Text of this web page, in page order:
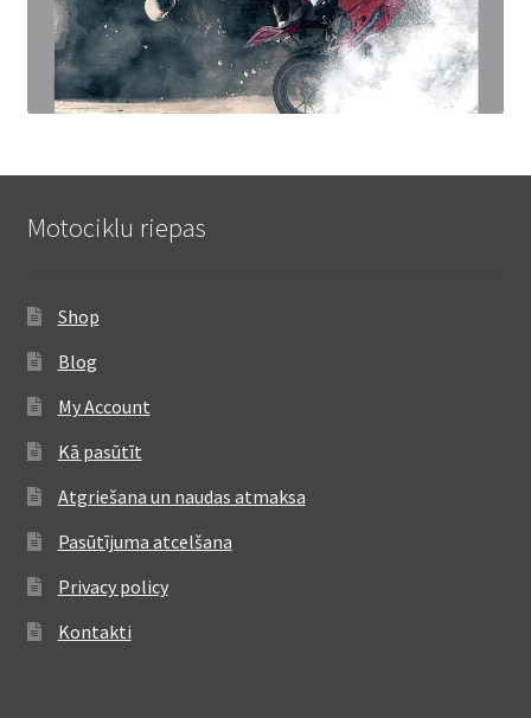
Motociklu riepas
Shop
Blog
My Account
Kā pasūtīt
Atgriešana un naudas atmaksa
Pasūtījuma atcelšana
Privacy policy
Kontakti